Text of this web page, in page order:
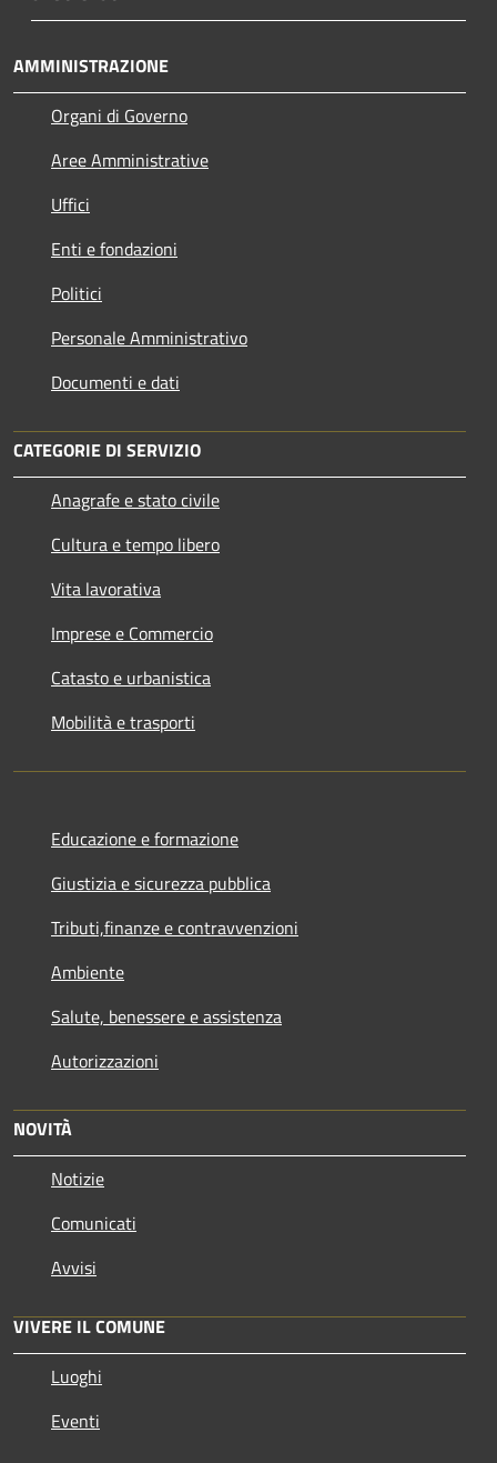
AMMINISTRAZIONE
Organi di Governo
Aree Amministrative
Uffici
Enti e fondazioni
Politici
Personale Amministrativo
Documenti e dati
CATEGORIE DI SERVIZIO
Anagrafe e stato civile
Cultura e tempo libero
Vita lavorativa
Imprese e Commercio
Catasto e urbanistica
Mobilità e trasporti
Educazione e formazione
Giustizia e sicurezza pubblica
Tributi,finanze e contravvenzioni
Ambiente
Salute, benessere e assistenza
Autorizzazioni
NOVITÀ
Notizie
Comunicati
Avvisi
VIVERE IL COMUNE
Luoghi
Eventi